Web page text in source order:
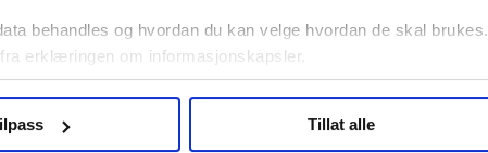
behandles og hvordan du kan velge hvordan de skal brukes.
erklæringen om informasjonskapsler.
tilpassede annonser og utarbeide statistikk.
Tillat alle
skal ende opp i
Men han var tydelig
at det er rom for å